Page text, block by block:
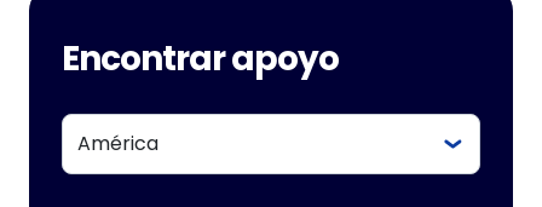
Encontrar apoyo